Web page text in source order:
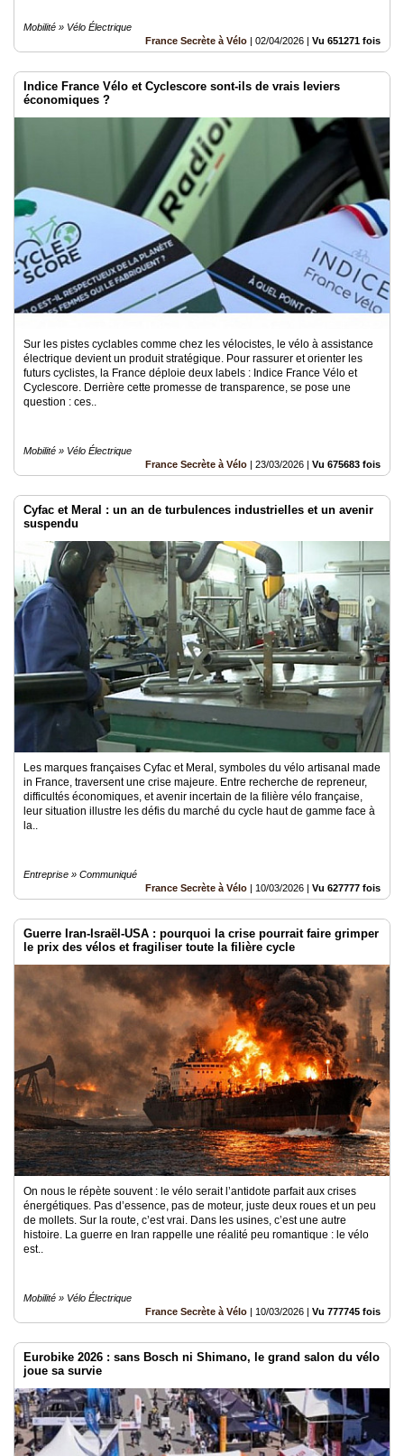
Mobilité » Vélo Électrique
France Secrète à Vélo | 02/04/2026 | Vu 651271 fois
Indice France Vélo et Cyclescore sont-ils de vrais leviers
économiques ?
Sur les pistes cyclables comme chez les vélocistes, le vélo à assistance
électrique devient un produit stratégique. Pour rassurer et orienter les
futurs cyclistes, la France déploie deux labels : Indice France Vélo et
Cyclescore. Derrière cette promesse de transparence, se pose une
question : ces..
Mobilité » Vélo Électrique
France Secrète à Vélo | 23/03/2026 | Vu 675683 fois
Cyfac et Meral : un an de turbulences industrielles et un avenir
suspendu
Les marques françaises Cyfac et Meral, symboles du vélo artisanal made
in France, traversent une crise majeure. Entre recherche de repreneur,
difficultés économiques, et avenir incertain de la filière vélo française,
leur situation illustre les défis du marché du cycle haut de gamme face à
la..
Entreprise » Communiqué
France Secrète à Vélo | 10/03/2026 | Vu 627777 fois
Guerre Iran-Israël-USA : pourquoi la crise pourrait faire grimper
le prix des vélos et fragiliser toute la filière cycle
On nous le répète souvent : le vélo serait l’antidote parfait aux crises
énergétiques. Pas d’essence, pas de moteur, juste deux roues et un peu
de mollets. Sur la route, c’est vrai. Dans les usines, c’est une autre
histoire. La guerre en Iran rappelle une réalité peu romantique : le vélo
est..
Mobilité » Vélo Électrique
France Secrète à Vélo | 10/03/2026 | Vu 777745 fois
Eurobike 2026 : sans Bosch ni Shimano, le grand salon du vélo
joue sa survie